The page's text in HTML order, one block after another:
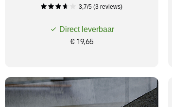
3,7/5 (3 reviews)
Direct leverbaar
€ 19,65